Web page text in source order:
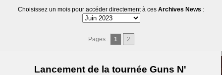
Choisissez un mois pour accéder directement à ces Archives News :
Pages : 1 2
Lancement de la tournée Guns N'